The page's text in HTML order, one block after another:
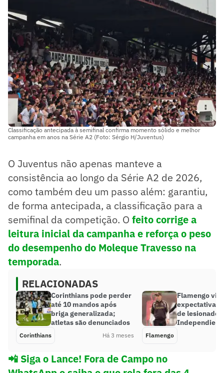
Classificação antecipada à semifinal confirma momento sólido e melhor
campanha em anos na Série A2 (Foto: Sérgio H/Juventus)
O Juventus não apenas manteve a
consistência ao longo da Série A2 de 2026,
como também deu um passo além: garantiu,
de forma antecipada, a classificação para a
semifinal da competição. O feito corrige a
leitura inicial da campanha e reforça o peso
do desempenho do Moleque Travesso na
temporada.
RELACIONADAS
Corinthians pode perder
até 10 mandos após
briga generalizada;
atletas são denunciados
Corinthians Há 3 meses
Flamengo
expectativa
de lesionado
Flamengo
📲 Siga o Lance! Fora de Campo no